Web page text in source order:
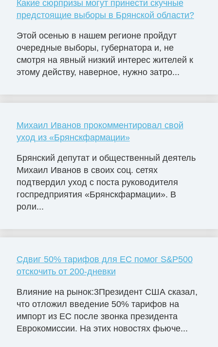
Какие сюрпризы могут принести скучные
предстоящие выборы в Брянской области?
Этой осенью в нашем регионе пройдут
очередные выборы, губернатора и, не
смотря на явный низкий интерес жителей к
этому действу, наверное, нужно затро...
Михаил Иванов прокомментировал свой
уход из «Брянскфармации»
Брянский депутат и общественный деятель
Михаил Иванов в своих соц. сетях
подтвердил уход с поста руководителя
госпредприятия «Брянскфармации». В
роли...
Сдвиг 50% тарифов для ЕС помог S&P500
отскочить от 200-дневки
Влияние на рынок:3Президент США сказал,
что отложил введение 50% тарифов на
импорт из ЕС после звонка президента
Еврокомиссии. На этих новостях фьюче...